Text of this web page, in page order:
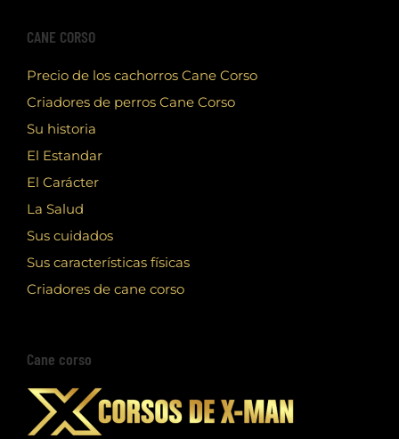
CANE CORSO
Precio de los cachorros Cane Corso
Criadores de perros Cane Corso
Su historia
El Estandar
El Carácter
La Salud
Sus cuidados
Sus características físicas
Criadores de cane corso
Cane corso